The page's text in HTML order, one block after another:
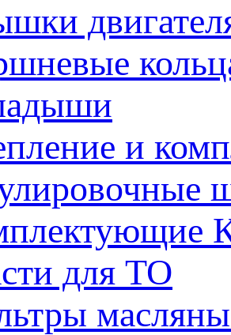
и
для ТО